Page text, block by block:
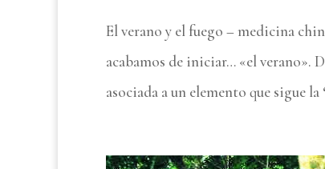
El verano y el fuego – medicina
acabamos de iniciar… «el verano».
asociada a un elemento que sigue